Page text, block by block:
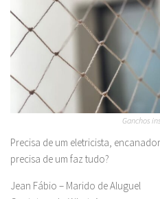
Ganchos
Precisa de um eletricista,
precisa de um faz tudo?
Jean Fábio – Marido de Aluguel